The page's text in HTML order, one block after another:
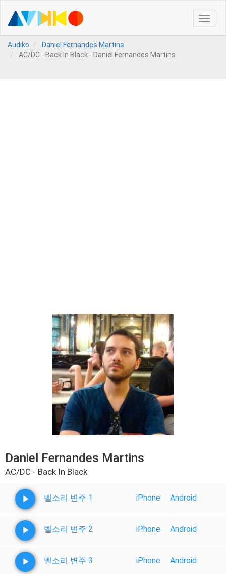
Toggle
Audiko
Daniel Fernandes Martins
AC/DC - Back In Black - Daniel Fernandes Martins
Daniel Fernandes Martins
AC/DC - Back In Black
벨소리 변주 1 iPhone Android
벨소리 변주 2 iPhone Android
벨소리 변주 3 iPhone Android